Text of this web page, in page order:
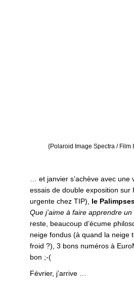
{Polaroid Image Spectra /
… et janvier s’achève avec
essais de double exposition
urgente chez TIP), le
Que j’aime à faire apprendre
reste, beaucoup d’écume
neige fondus (à quand la neige
froid ?), 3 bons numéros à
bon ;-(
Février, j’arrive …